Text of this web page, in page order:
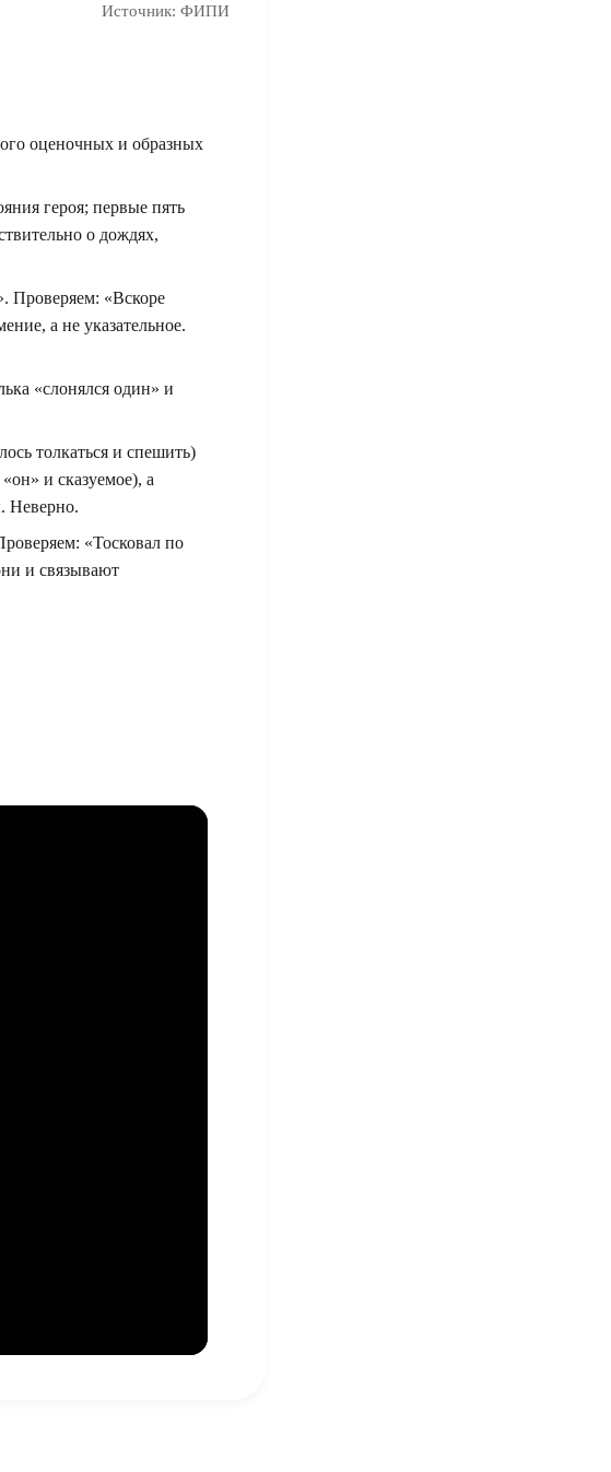
Источник: ФИПИ
оценочных и образных
героя; первые пять
о дождях,
Проверяем: «Вскоре
а не указательное.
«слонялся один» и
толкаться и спешить)
и сказуемое), а
Неверно.
«Тосковал по
и связывают